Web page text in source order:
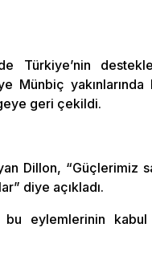
Türkiye’nin
yakınlarında
geri çekildi.
Dillon, “Güçlerimiz
diye açıkladı.
eylemlerinin kabul